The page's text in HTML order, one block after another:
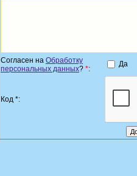
Согласен на Обработку
персональных данных? *:
Да
Код *: